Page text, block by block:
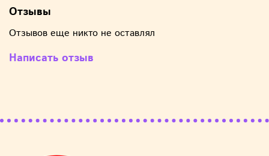
Отзывы
Отзывов еще никто не оставлял
Написать отзыв